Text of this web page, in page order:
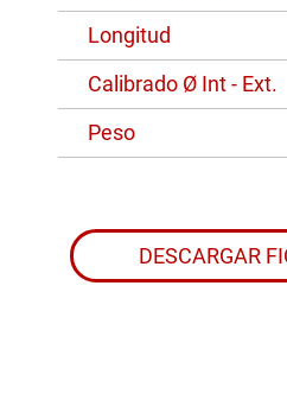
Longitud
Calibrado Ø Int - Ext.
Peso
DESCARGAR